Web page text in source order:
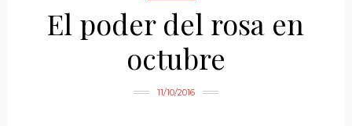
El poder del rosa en
octubre
11/10/2016